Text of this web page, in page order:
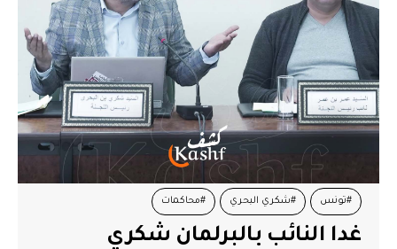
#تونس #شكري البحري #محاكمات
غدا النائب بالبرلمان شكري